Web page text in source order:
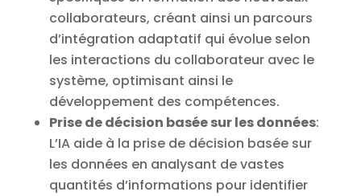
collaborateurs, créant ainsi un parcours
d’intégration adaptatif qui évolue selon
les interactions du collaborateur avec le
système, optimisant ainsi le
développement des compétences.
Prise de décision basée sur les données:
L’IA aide à la prise de décision basée sur
les données en analysant de vastes
quantités d’informations pour identifier